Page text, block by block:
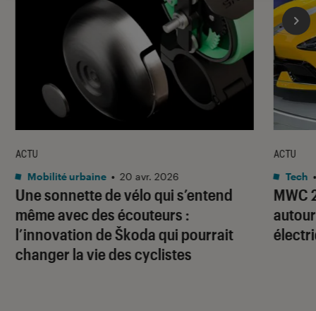
Une sonnette de vélo qui s’entend
même avec des écouteurs :
l’innovation de Škoda qui pourrait
changer la vie des cyclistes
ACTU
Mobilité urbaine • 20 avr. 2026
MWC
ACTU
Tech